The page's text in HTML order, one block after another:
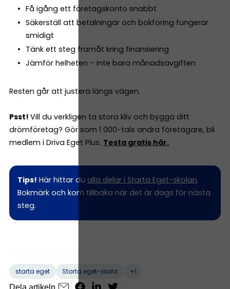
Få igång ett företagskonto snabbt
Säkerställ att betalningar och bokföring fungerar
smidigt
Tänk ett steg framåt kring finansiering
Jämför helheten – inte bara månadsavgiften
Resten går att justera längs vägen.
Psst! Vill du verkligen ta stora kliv och bygga ditt
drömföretag? Gör som 1 000-tals andra företagare, bli
medlem i Driva Eget Plus. Testa gratis här.
Tips! Här hittar du alla delar i Starta Eget-skolan.
Bokmärk och kom tillbaka när det är dags för nästa
steg.
starta eget Starta eget-skola
+1
Dela artikeln